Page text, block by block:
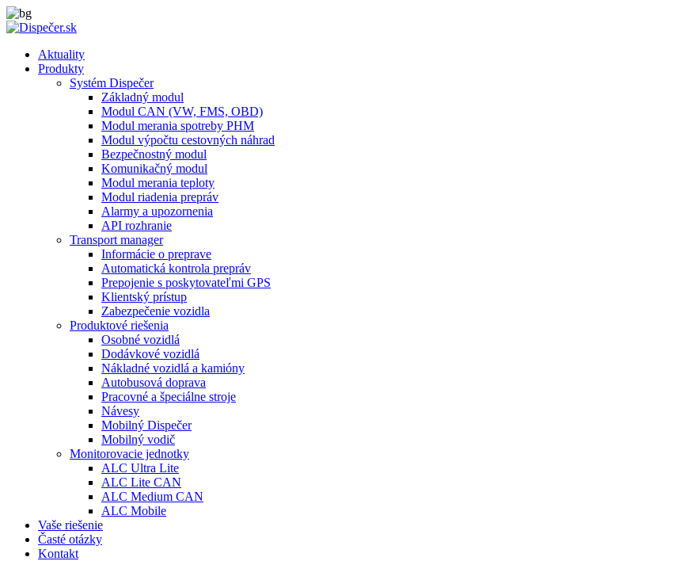
Aktuality
Produkty
Systém Dispečer
Základný modul
Modul CAN (VW, FMS, OBD)
Modul merania spotreby PHM
Modul výpočtu cestovných náhrad
Bezpečnostný modul
Komunikačný modul
Modul merania teploty
Modul riadenia prepráv
Alarmy a upozornenia
API rozhranie
Transport manager
Informácie o preprave
Automatická kontrola prepráv
Prepojenie s poskytovateľmi GPS
Klientský prístup
Zabezpečenie vozidla
Produktové riešenia
Osobné vozidlá
Dodávkové vozidlá
Nákladné vozidlá a kamióny
Autobusová doprava
Pracovné a špeciálne stroje
Návesy
Mobilný Dispečer
Mobilný vodič
Monitorovacie jednotky
ALC Ultra Lite
ALC Lite CAN
ALC Medium CAN
ALC Mobile
Vaše riešenie
Časté otázky
Kontakt